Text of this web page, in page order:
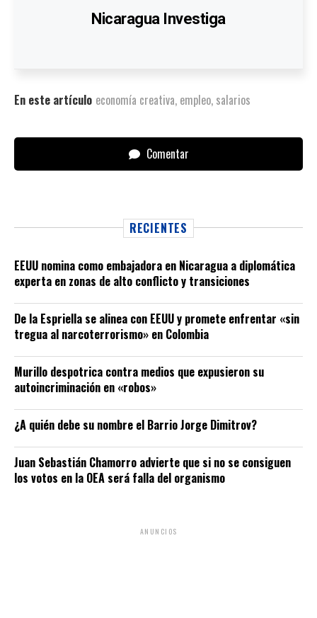
Nicaragua Investiga
En este artículo economía creativa, empleo, salarios
Comentar
RECIENTES
EEUU nomina como embajadora en Nicaragua a diplomática
experta en zonas de alto conflicto y transiciones
De la Espriella se alinea con EEUU y promete enfrentar «sin
tregua al narcoterrorismo» en Colombia
Murillo despotrica contra medios que expusieron su
autoincriminación en «robos»
¿A quién debe su nombre el Barrio Jorge Dimitrov?
Juan Sebastián Chamorro advierte que si no se consiguen
los votos en la OEA será falla del organismo
ANUNCIOS